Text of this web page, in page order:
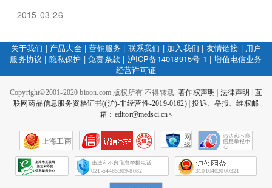
2015-03-26
关于我们 | 产品大全|营销服务 | 联系我们 | 加入我们 | 友情链接 | 用户
服务协议 | 隐私保护 |免责条款 | 沪ICP备14018915号-1 |增值电信业务
经营许可证
Copyright©2001-2020 bioon.com 版权所有 不得转载.著作权声明 法律声明
互
联网药品信息服务资格证书((沪)-非经营性-2019-0162)|投诉、举报、维权邮
箱：editor@medsci.cn<
上海工商
网
络
会
征
021-54485309-8082 31010402000321